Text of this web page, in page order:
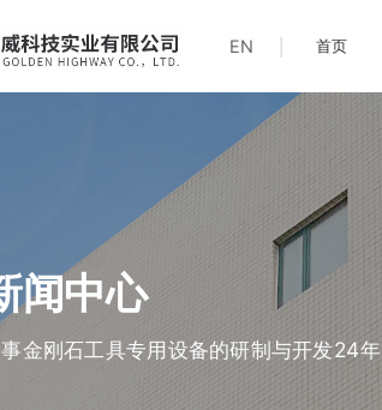
首页
EN
闻中心
金刚石工具专用设备的研制与开发24年